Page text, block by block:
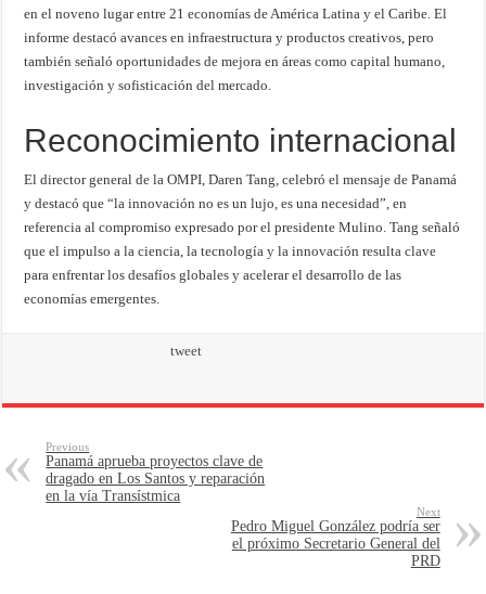
en el noveno lugar entre 21 economías de América Latina y el Caribe. El
informe destacó avances en infraestructura y productos creativos, pero
también señaló oportunidades de mejora en áreas como capital humano,
investigación y sofisticación del mercado.
Reconocimiento internacional
El director general de la OMPI, Daren Tang, celebró el mensaje de Panamá
y destacó que “la innovación no es un lujo, es una necesidad”, en
referencia al compromiso expresado por el presidente Mulino. Tang señaló
que el impulso a la ciencia, la tecnología y la innovación resulta clave
para enfrentar los desafíos globales y acelerar el desarrollo de las
economías emergentes.
tweet
Previous
Panamá aprueba proyectos clave de
dragado en Los Santos y reparación
en la vía Transístmica
Next
Pedro Miguel González podría ser
el próximo Secretario General del
PRD